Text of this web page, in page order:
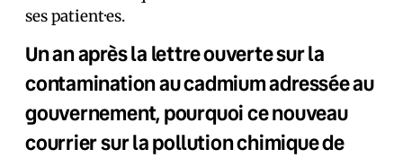
ses patient·es.
Un an après la lettre ouverte sur la
contamination au cadmium adressée au
gouvernement, pourquoi ce nouveau
courrier sur la pollution chimique de